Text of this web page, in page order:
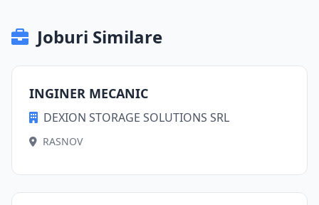
Joburi Similare
INGINER MECANIC
DEXION STORAGE SOLUTIONS SRL
RASNOV